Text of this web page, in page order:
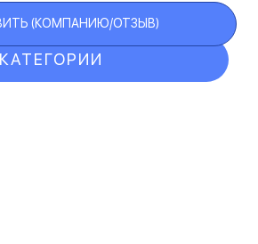
КАТЕГОРИИ
(КОМПАНИЮ/ОТЗЫВ)